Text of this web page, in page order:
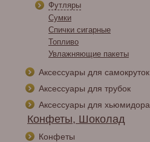
Футляры
Сумки
Спички сигарные
Топливо
Увлажняющие пакеты
Аксессуары для самокруток
Аксессуары для трубок
Аксессуары для хьюмидора
Конфеты, Шоколад
Конфеты